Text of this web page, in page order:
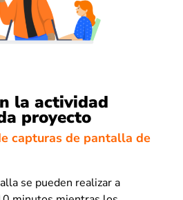
la actividad
proyecto
capturas de pantalla de
se pueden realizar a